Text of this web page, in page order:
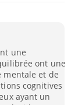
une
ont une
mentale et de
cognitives
ayant un